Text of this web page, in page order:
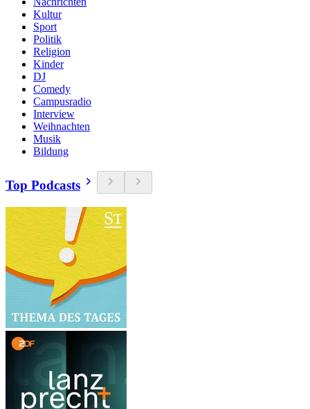
Kultur
Sport
Politik
Religion
Kinder
DJ
Comedy
Campusradio
Interview
Weihnachten
Musik
Bildung
Top Podcasts